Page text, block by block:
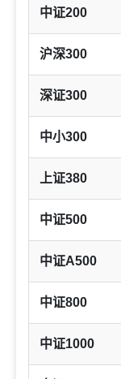
中证200
沪深300
深证300
中小300
上证380
中证500
中证A500
中证800
中证1000